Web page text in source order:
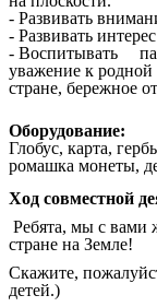
- Развивать
- Развивать
- Воспитывать
уважение к родной
стране, бережное
Оборудование:
Глобус, карта,
ромашка монеты,
Ход совместной
Ребята, мы с вами
стране на Земле!
Скажите,
детей.)